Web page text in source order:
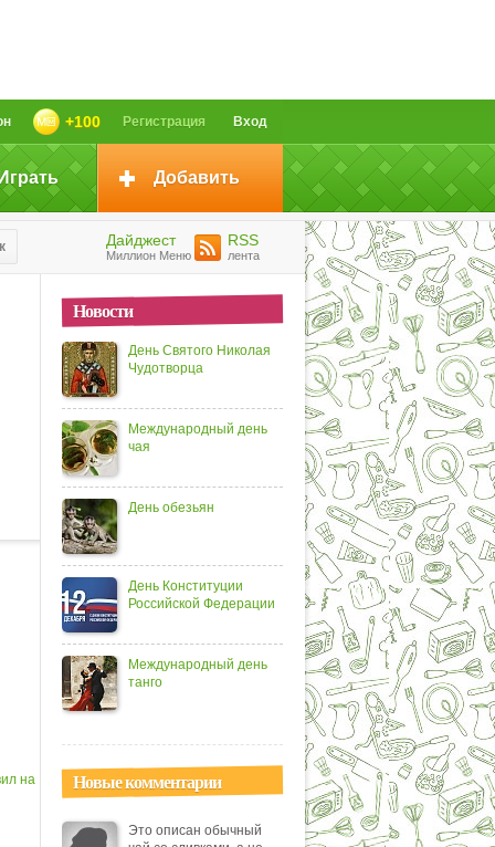
Вход
Регистрация
+100
Добавить
Дайджест
Миллион Меню
RSS
лента
на
Новости
День Святого Николая
Чудотворца
Международный день
чая
День обезьян
День Конституции
Российской Федерации
Международный день
танго
Новые комментарии
Это описан обычный